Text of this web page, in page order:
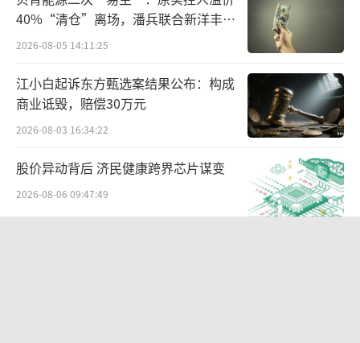
市场两极分化变动中的热门赛道
浙江健新原力制药的离场并非个例，在国
内CDMO行业洗牌下，企业业绩分化明显。
头部企业业绩爆发，药明康德2025年归母
分中小CDMO企业持续亏损，甚至有企业业绩
同比下滑超200%。
40%“清仓”离场，潘兵联合新洋丰、
宏科百世拟入主
2026-08-05 14:11:25
江小白起诉东方甄选案结果公布：构成
商业诋毁，赔偿30万元
2026-08-03 16:34:22
股价异动背后 济民健康跨界芯片谋变
2026-08-06 09:47:49